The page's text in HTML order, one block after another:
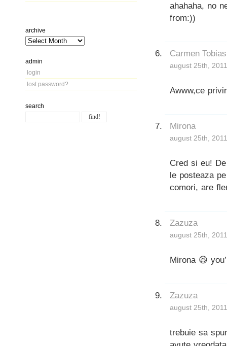
archive
admin
login
lost password?
search
ahahaha, no
from:))
Carmen Tobias
august 25th,
Awww,ce
Mirona
august 25th,
Cred si eu!
le posteaza
comori, are
Zazuza
august 25th,
Mirona 😆
Zazuza
august 25th,
trebuie sa